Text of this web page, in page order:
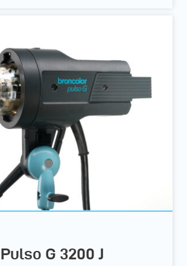
Pulso G 3200 J